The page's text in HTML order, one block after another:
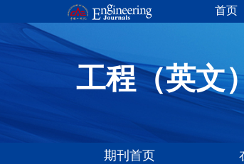
首页
工程（英文
期刊首页